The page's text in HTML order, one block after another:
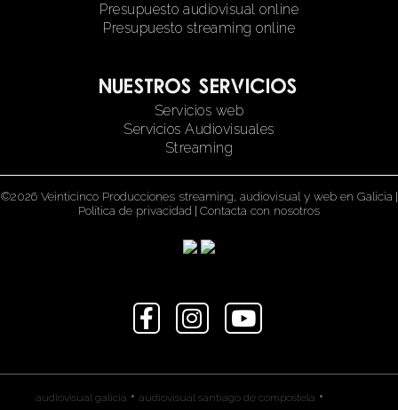
Presupuesto audiovisual online
Presupuesto streaming online
Nuestros servicios
Servicios web
Servicios Audiovisuales
Streaming
©2026 Veinticinco Producciones streaming, audiovisual y web en Galicia |
Política de privacidad | Contacta con nosotros
audiovisual galicia • audiovisual santiago de compostela •